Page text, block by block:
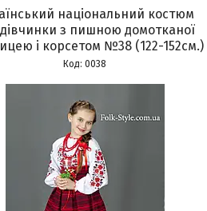
національний костюм
з пишною домотканої
і корсетом №38 (122-152см.)
0038